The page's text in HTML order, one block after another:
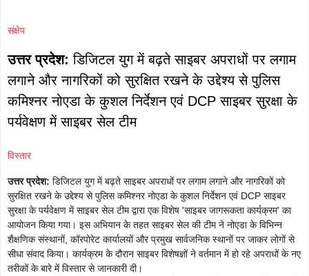
संक्षेप
उत्तर प्रदेश:डिजिटल युग में बढ़ते साइबर अपराधों पर लगाम
लगाने और नागरिकों को सुरक्षित रखने के उद्देश्य से पुलिस
कमिश्नर नोएडा के कुशल निर्देशन एवं DCP साइबर सुरक्षा के
पर्यवेक्षण में साइबर सेल टीम
विस्तार
उत्तर प्रदेश: डिजिटल युग में बढ़ते साइबर अपराधों पर लगाम लगाने और नागरिकों को
सुरक्षित रखने के उद्देश्य से पुलिस कमिश्नर नोएडा के कुशल निर्देशन एवं DCP साइबर
सुरक्षा के पर्यवेक्षण में साइबर सेल टीम द्वारा एक विशेष 'साइबर जागरूकता कार्यक्रम' का
आयोजन किया गया। इस अभियान के तहत साइबर सेल की टीम ने नोएडा के विभिन्न
शैक्षणिक संस्थानों, कॉरपोरेट कार्यालयों और प्रमुख सार्वजनिक स्थानों पर जाकर लोगों से
सीधा संवाद किया। कार्यक्रम के दौरान साइबर विशेषज्ञों ने वर्तमान में हो रहे अपराधों के नए
तरीकों के बारे में विस्तार से जानकारी दी।